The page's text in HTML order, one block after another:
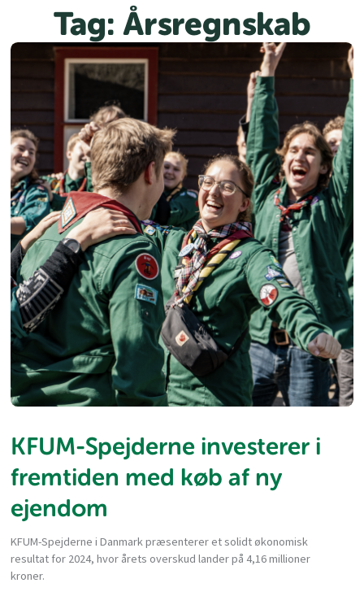
indhold
Tag: Årsregnskab
KFUM-Spejderne investerer i
fremtiden med køb af ny
ejendom
KFUM-Spejderne i Danmark præsenterer et solidt økonomisk
resultat for 2024, hvor årets overskud lander på 4,16 millioner
kroner.